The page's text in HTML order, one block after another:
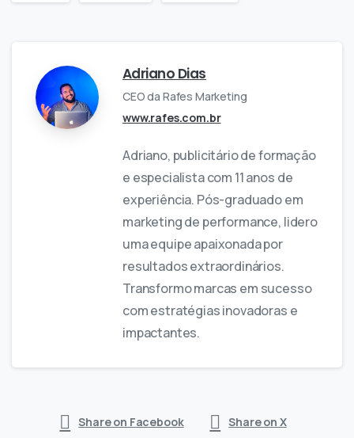
Adriano Dias
CEO da Rafes Marketing
www.rafes.com.br
Adriano, publicitário de formação
e especialista com 11 anos de
experiência. Pós-graduado em
marketing de performance, lidero
uma equipe apaixonada por
resultados extraordinários.
Transformo marcas em sucesso
com estratégias inovadoras e
impactantes.
Share on Facebook Share on X